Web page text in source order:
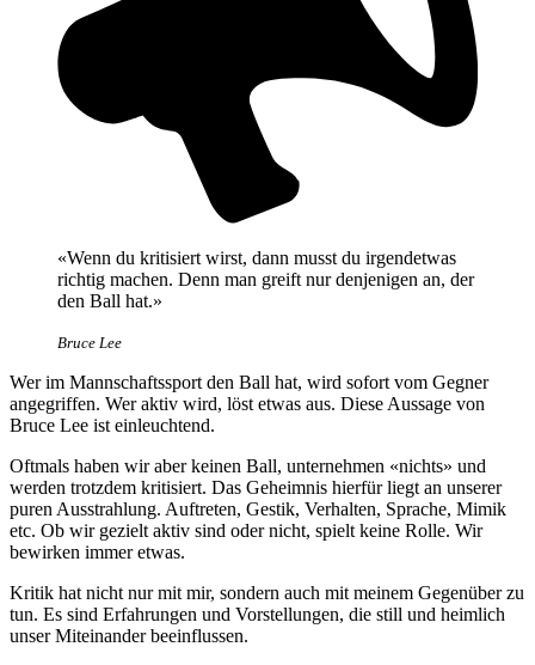
«Wenn du kritisiert wirst, dann musst du irgendetwas
richtig machen. Denn man greift nur denjenigen an, der
den Ball hat.»
Bruce Lee
Wer im Mannschaftssport den Ball hat, wird sofort vom Gegner
angegriffen. Wer aktiv wird, löst etwas aus. Diese Aussage von
Bruce Lee ist einleuchtend.
Oftmals haben wir aber keinen Ball, unternehmen «nichts» und
werden trotzdem kritisiert. Das Geheimnis hierfür liegt an unserer
puren Ausstrahlung. Auftreten, Gestik, Verhalten, Sprache, Mimik
etc. Ob wir gezielt aktiv sind oder nicht, spielt keine Rolle. Wir
bewirken immer etwas.
Kritik hat nicht nur mit mir, sondern auch mit meinem Gegenüber zu
tun. Es sind Erfahrungen und Vorstellungen, die still und heimlich
unser Miteinander beeinflussen.